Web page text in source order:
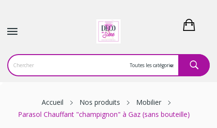
Accueil Nos produits
Mobilier
Parasol Chauffant "champignon" à Gaz (sans bouteille)